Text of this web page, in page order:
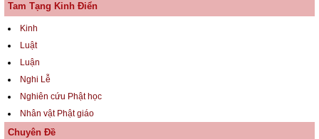
Tam Tạng Kinh Điển
Kinh
Luật
Luận
Nghi Lễ
Nghiên cứu Phật học
Nhân vật Phật giáo
Chuyên Đề